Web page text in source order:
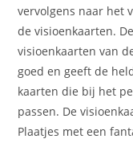
vervolgens naar het
de visioenkaarten.
visioenkaarten van
goed en geeft de
kaarten die bij het
passen. De
Plaatjes met een